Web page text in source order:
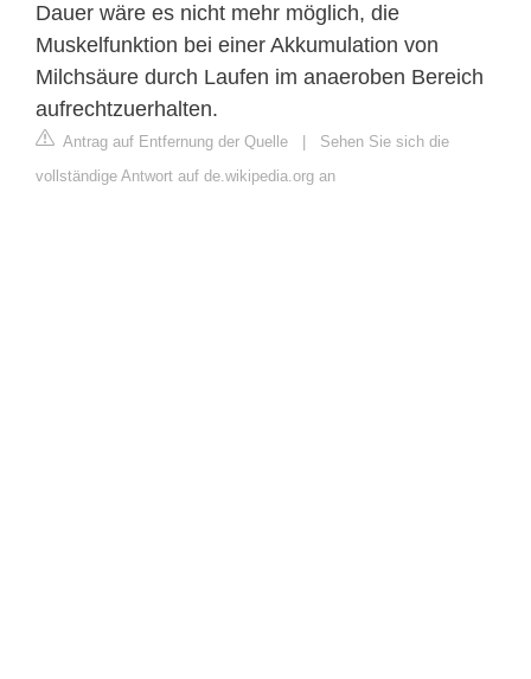
Dauer wäre es nicht mehr möglich, die
Muskelfunktion bei einer Akkumulation von
Milchsäure durch Laufen im anaeroben Bereich
aufrechtzuerhalten.
Antrag auf Entfernung der Quelle
Sehen Sie sich die
vollständige Antwort auf de.wikipedia.org an